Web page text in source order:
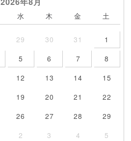
水 木 金 土
29 30 31
1
5 6 7
8
12 13 14
15
19 20 21
22
26 27 28
29
2 3 4 5